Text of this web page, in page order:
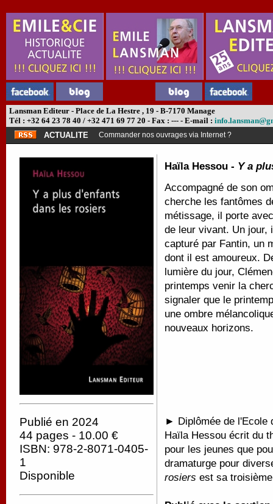
Lansman Editeur - Place de La Hestre , 19 - B-7170 Manage
Tél : +32 64 23 78 40 / +32 471 69 77 20 - Fax : --- - E-mail :
ACTUALITE
Commander nos ouvrages via Internet ?
Publié en 2024
44 pages - 10.00 €
ISBN: 978-2-8071-0405-
1
Disponible
Haïla Hessou - Y a
Accompagné de son
cherche les fantômes
métissage, il porte
de leur vivant. Un jour,
capturé par Fantin, un
dont il est amoureux.
lumière du jour,
printemps venir la
signaler que le
une ombre
nouveaux horizons.
► Diplômée de l'Ecole
Haïla Hessou écrit du
pour les jeunes que
dramaturge pour
rosiers est sa